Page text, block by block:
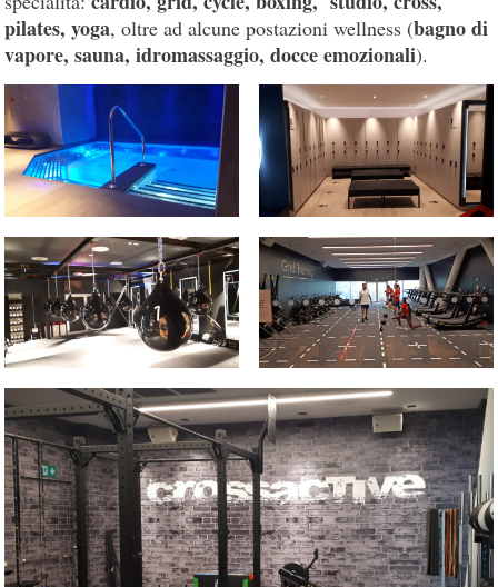
pilates, yoga, oltre ad alcune postazioni wellness (bagno di
vapore, sauna, idromassaggio, docce emozionali).